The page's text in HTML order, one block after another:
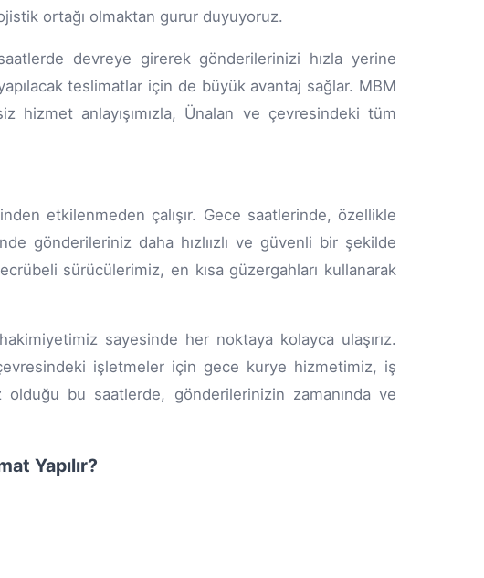
ortağı olmaktan gurur duyuyoruz.
devreye girerek gönderilerinizi hızla yerine
teslimatlar için de büyük avantaj sağlar. MBM
hizmet anlayışımızla, Ünalan ve çevresindeki tüm
etkilenmeden çalışır. Gece saatlerinde, özellikle
gönderileriniz daha hızlıızlı ve güvenli bir şekilde
sürücülerimiz, en kısa güzergahları kullanarak
sayesinde her noktaya kolayca ulaşırız.
işletmeler için gece kurye hizmetimiz, iş
bu saatlerde, gönderilerinizin zamanında ve
Yapılır?